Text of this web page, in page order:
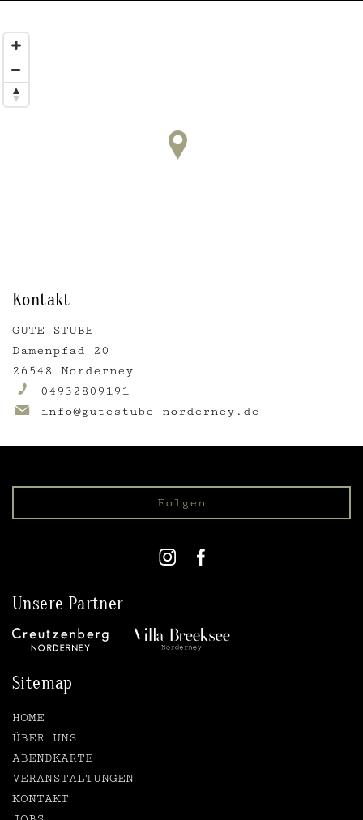
Kontakt
GUTE STUBE
Damenpfad 20
26548 Norderney
04932809191
info@gutestube-norderney.de
Folgen
Unsere Partner
Sitemap
HOME
ÜBER UNS
ABENDKARTE
VERANSTALTUNGEN
KONTAKT